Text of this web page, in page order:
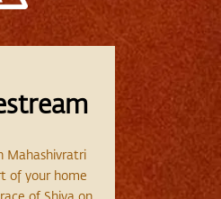
Mahashivratri
of your home
of Shiva on